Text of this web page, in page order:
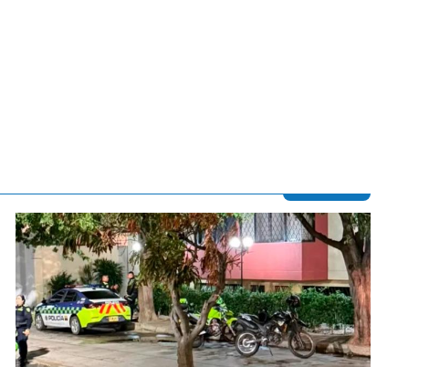
Contenido multimedia principal